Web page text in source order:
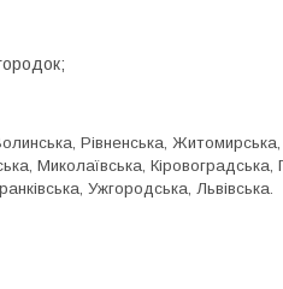
Рівненська, Житомирська,
Миколаївська, Кіровоградська,
Ужгородська, Львівська.